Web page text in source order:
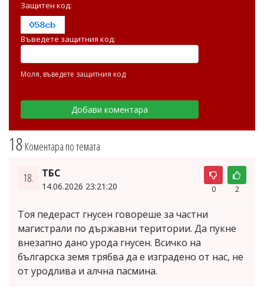
18 Коментара по темата
18. ТБС
14.06.2026 23:21:20 0 2
Тоя педераст гнусен говореше за частни
магистрали по държавни територии. Да пукне
внезапно дано урода гнусен. Всичко на
българска земя трябва да е изградено от нас, не
от уродлива и алчна пасмина.
Защитен код:
Въведете защитния код:
Моля, въведете защитния код